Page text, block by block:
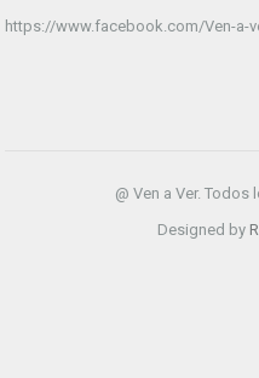
https://www.facebook.com/Ven-a-
@ Ven a Ver.
Designed by